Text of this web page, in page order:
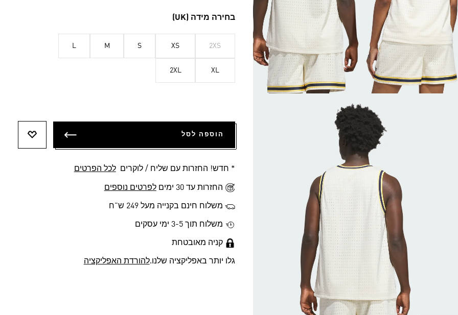
בחירה מידה (UK)
2XS
XS
S
M
L
XL
2XL
הוספה לסל
* חדש! החזרות עם שליח / לוקריםלכל הפרטים
החזרות עד 30 ימים לפרטים נוספים
משלוח חינם בקנייה מעל 249 ש"ח
משלוח תוך 3-5 ימי עסקים
קניה מאובטחת
גלו יותר באפליקציה שלנו.להורדת האפליקציה